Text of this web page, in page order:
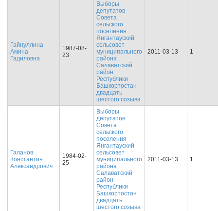
Гайнуллина
Амина
Гадиловна
1987-08-
23
Выборы
депутатов
Совета
сельского
поселения
Янгантауский
сельсовет
муниципального
района
Салаватский
район
Республики
Башкортостан
двадцать
шестого созыва
2011-03-13 1
Галанов
Константин
Александрович
1984-02-
25
Выборы
депутатов
Совета
сельского
поселения
Янгантауский
сельсовет
муниципального
района
Салаватский
район
Республики
Башкортостан
двадцать
шестого созыва
2011-03-13 1